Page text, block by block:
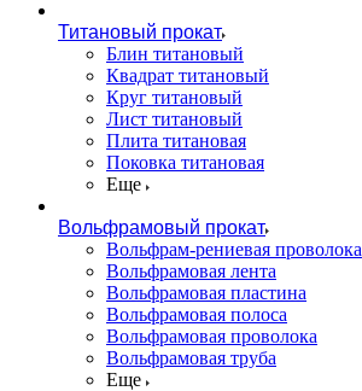
Титановый прокат
Блин титановый
Квадрат титановый
Круг титановый
Лист титановый
Плита титановая
Поковка титановая
Еще
Вольфрамовый прокат
Вольфрам-рениевая проволока
Вольфрамовая лента
Вольфрамовая пластина
Вольфрамовая полоса
Вольфрамовая проволока
Вольфрамовая труба
Еще